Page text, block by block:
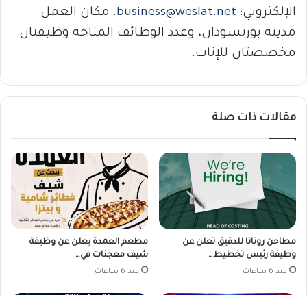
الإلكتروني: business@weslat.net. مكان العمل
مدينة بورتسودان، وعدد الوظائف المتاحة وظيفتان
مخصصتان للإناث.
مقالات ذات صلة
مطاحن روتانا للدقيق تعلن عن
وظيفة رئيس تخطيط…
منذ 6 ساعات
مطعم العمدة يعلن عن وظيفة
شيف معجنات في…
منذ 6 ساعات